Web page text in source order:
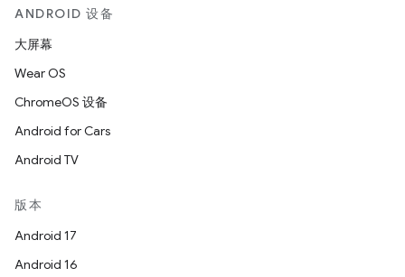
ANDROID 设备
大屏幕
Wear OS
ChromeOS 设备
Android for Cars
Android TV
版本
Android 17
Android 16